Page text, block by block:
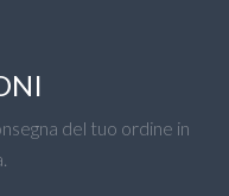
del tuo ordine in